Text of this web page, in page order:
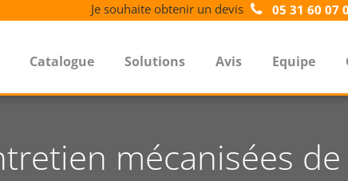
Je souhaite obtenir un devis 05 31 60 07
Catalogue Solutions Avis Equipe
mécanisées